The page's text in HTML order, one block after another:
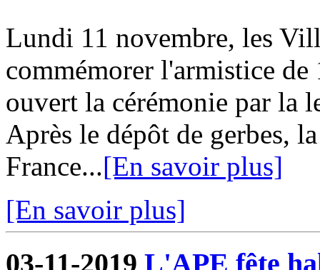
Lundi 11 novembre, les
commémorer l'armistice
ouvert la cérémonie par la
Après le dépôt de gerbes,
France...[En savoir plus]
[En savoir plus]
03-11-2019 L'APE fête